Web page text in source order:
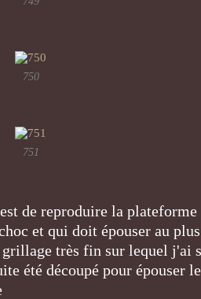
750
751
de reproduire la plateforme
et qui doit épouser au
très fin sur lequel j'ai
été découpé pour épouser